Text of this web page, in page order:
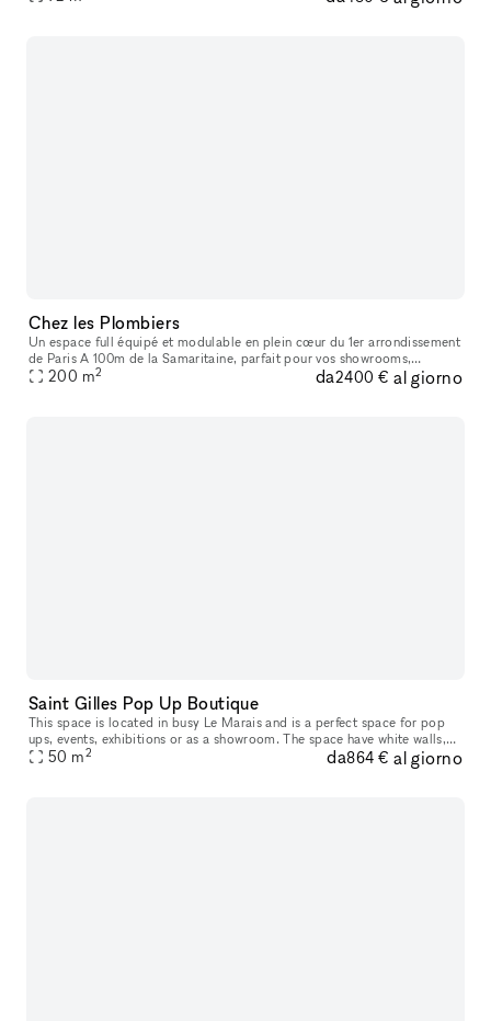
Chez les Plombiers
Un espace full équipé et modulable en plein cœur du 1er arrondissement
de Paris A 100m de la Samaritaine, parfait pour vos showrooms,
présentations presse, pop-up, défilés, expositions ou tournages.
200 m2 da2400 € al giorno
Saint Gilles Pop Up Boutique
This space is located in busy Le Marais and is a perfect space for pop
ups, events, exhibitions or as a showroom. The space have white walls,
wooden flooring. Fashion week + high season prices: 7250
50 m2 da864 € al giorno